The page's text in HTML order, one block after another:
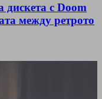
дискета с Doom
между ретрото